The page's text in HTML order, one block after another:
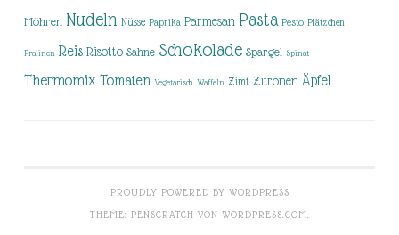
Möhren Nudeln Nüsse Paprika Parmesan Pasta Pesto Plätzchen
Pralinen Reis Risotto Sahne Schokolade Spargel Spinat
Thermomix Tomaten Vegetarisch Waffeln Zimt Zitronen Äpfel
PROUDLY POWERED BY WORDPRESS
THEME: PENSCRATCH VON WORDPRESS.COM